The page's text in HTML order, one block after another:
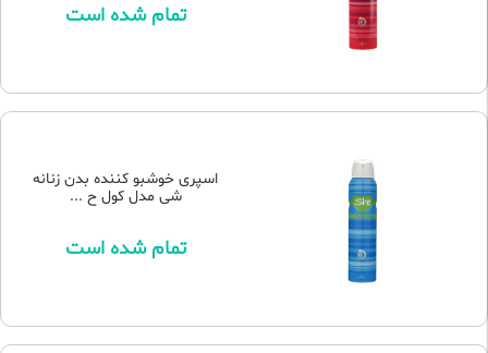
تمام شده است
اسپری خوشبو کننده بدن زنانه
شی مدل کول ح ...
تمام شده است